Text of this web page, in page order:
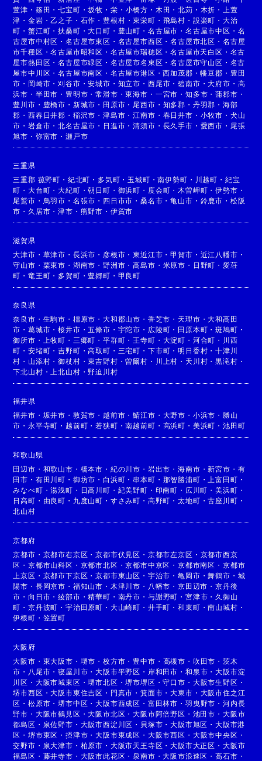
萱津 ・ 篠田 ・七宝町 ・坂牧 ・ 栄 ・ 小橋方 ・ 木田 ・北苅 ・ 木折 ・
上萱
津 ・金岩 ・乙之子 ・ 石作 ・ 豊根村 ・東栄町 ・ 飛島村 ・ 設楽町 ・ 大治
町 ・蟹江町 ・扶桑町 ・大口町 ・ 豊山町 ・ 名古屋市 ・ 名古屋市中区 ・ 名
古屋市中村区 ・名古屋市東区 ・ 名古屋市西区 ・名古屋市北区 ・ 名古屋
市千種区 ・名古屋市昭和区 ・ 名古屋市瑞穂区 ・名古屋市天白区 ・ 名古
屋市熱田区 ・名古屋市緑区 ・ 名古屋市名東区 ・名古屋市守山区 ・ 名古
屋市中川区 ・名古屋市南区 ・ 名古屋市港区 ・西加茂郡 ・幡豆郡 ・ 豊田
市 ・ 岡崎市 ・刈谷市 ・安城市 ・ 知立市 ・ 西尾市 ・碧南市 ・大府市 ・ 高
浜市 ・ 半田市 ・ 豊明市 ・常滑市 ・東海市 ・ 一宮市 ・ 知多市 ・蒲郡市 ・
豊川市 ・ 豊橋市 ・ 新城市 ・ 田原市 ・ 尾西市 ・ 知多郡 ・ 丹羽郡 ・ 海部
郡 ・西春日井郡 ・ 稲沢市 ・津島市 ・江南市 ・ 春日井市 ・ 小牧市 ・ 犬山
市 ・岩倉市 ・北名古屋市 ・ 日進市 ・清須市 ・ 長久手市 ・ 愛西市 ・ 尾張
旭市 ・ 弥富市 ・瀬戸市
三重県
三重郡 菰野町 ・ 紀北町 ・ 多気町 ・ 玉城町 ・南伊勢町 ・ 川越町 ・ 紀宝
町 ・大台町 ・大紀町 ・朝日町 ・ 御浜町 ・ 度会町 ・ 木曽岬町 ・伊勢市 ・
尾鷲市 ・ 鳥羽市 ・ 名張市 ・ 四日市市 ・桑名市 ・亀山市 ・ 鈴鹿市 ・ 松阪
市 ・ 久居市 ・津市 ・ 熊野市 ・ 伊賀市
滋賀県
大津市 ・ 草津市 ・ 長浜市 ・ 彦根市 ・東近江市 ・甲賀市 ・ 近江八幡市 ・
守山市 ・ 栗東市 ・ 湖南市 ・野洲市 ・高島市 ・ 米原市 ・ 日野町 ・ 愛荘
町 ・竜王町 ・ 多賀町 ・ 豊郷町 ・ 甲良町
奈良県
奈良市 ・ 生駒市 ・ 橿原市 ・大和郡山市 ・ 香芝市 ・ 天理市 ・大和高田
市 ・葛城市 ・桜井市 ・五條市 ・ 宇陀市 ・ 広陵町 ・ 田原本町 ・斑鳩町 ・
御所市 ・ 上牧町 ・ 三郷町 ・平群町 ・ 王寺町 ・ 大淀町 ・ 河合町 ・ 川西
町 ・安堵町 ・吉野町 ・高取町 ・ 三宅町 ・ 下市町 ・明日香村 ・十津川
村 ・ 山添村 ・御杖村 ・東吉野村 ・曽爾村 ・ 川上村 ・ 天川村 ・黒滝村 ・
下北山村 ・ 上北山村 ・野迫川村
福井県
福井市 ・ 坂井市 ・ 敦賀市 ・ 越前市 ・鯖江市 ・ 大野市 ・ 小浜市 ・ 勝山
市 ・永平寺町 ・ 越前町 ・若狭町 ・南越前町 ・ 高浜町 ・ 美浜町 ・ 池田町
和歌山県
田辺市 ・ 和歌山市 ・ 橋本市 ・ 紀の川市 ・ 岩出市 ・海南市 ・新宮市 ・ 有
田市 ・ 有田川町 ・ 御坊市 ・ 白浜町 ・ 串本町 ・ 那智勝浦町 ・ 上富田町 ・
みなべ町 ・湯浅町 ・ 日高川町 ・ 紀美野町 ・ 印南町 ・ 広川町 ・美浜町 ・
日高町 ・ 由良町 ・ 九度山町 ・ すさみ町 ・ 高野町 ・太地町 ・古座川町 ・
北山村
京都府
京都市 ・ 京都市右京区 ・京都市伏見区 ・ 京都市左京区 ・ 京都市西京
区 ・京都市山科区 ・ 京都市北区 ・京都市中京区 ・京都市南区 ・ 京都市
上京区 ・ 京都市下京区 ・京都市東山区 ・ 宇治市 ・亀岡市 ・舞鶴市 ・ 城
陽市 ・ 長岡京市 ・ 福知山市 ・ 木津川市 ・ 八幡市 ・京田辺市 ・京丹後
市 ・向日市 ・綾部市 ・精華町 ・ 南丹市 ・ 与謝野町 ・ 宮津市 ・ 久御山
町 ・京丹波町 ・宇治田原町 ・ 大山崎町 ・ 井手町 ・和束町 ・南山城村 ・
伊根町 ・ 笠置町
大阪府
大阪市 ・ 東大阪市 ・ 堺市 ・枚方市 ・ 豊中市 ・ 高槻市 ・ 吹田市 ・ 茨木
市 ・ 八尾市 ・寝屋川市 ・大阪市平野区 ・ 岸和田市 ・ 和泉市 ・大阪市淀
川区 ・ 大阪市城東区 ・堺市北区 ・堺市堺区 ・守口市 ・ 大阪市生野区 ・
堺市西区 ・大阪市東住吉区 ・ 門真市 ・箕面市 ・大東市 ・ 大阪市住之江
区 ・松原市 ・堺市中区 ・大阪市西成区 ・ 富田林市 ・ 羽曳野市 ・ 河内長
野市 ・ 大阪市鶴見区 ・大阪市北区 ・大阪市阿倍野区 ・ 池田市 ・ 大阪市
都島区 ・ 泉佐野市 ・ 大阪市西淀川区 ・ 貝塚市 ・大阪市旭区 ・大阪市港
区 ・堺市東区 ・摂津市 ・大阪市東成区 ・ 大阪市西区 ・ 大阪市中央区 ・
交野市 ・ 泉大津市 ・ 柏原市 ・ 大阪市天王寺区 ・大阪市大正区 ・ 大阪市
福島区 ・ 藤井寺市 ・ 大阪市此花区 ・ 泉南市 ・大阪市浪速区 ・高石市 ・